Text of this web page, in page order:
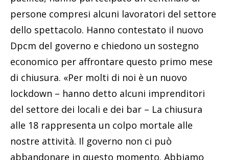
persone compresi alcuni lavoratori del settore
dello spettacolo. Hanno contestato il nuovo
Dpcm del governo e chiedono un sostegno
economico per affrontare questo primo mese
di chiusura. «Per molti di noi è un nuovo
lockdown – hanno detto alcuni imprenditori
del settore dei locali e dei bar – La chiusura
alle 18 rappresenta un colpo mortale alle
nostre attività. Il governo non ci può
abbandonare in questo momento. Abbiamo